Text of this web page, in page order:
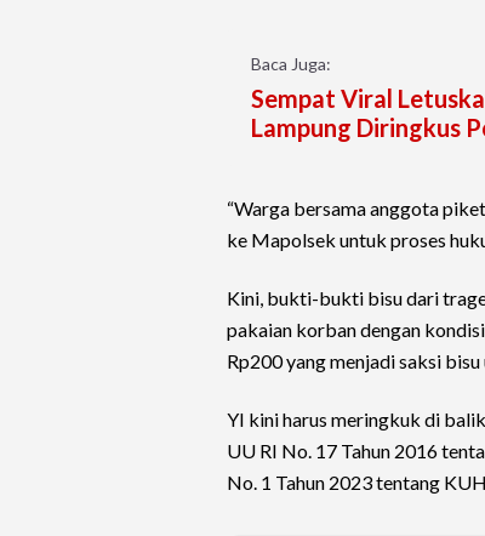
Baca Juga:
Sempat Viral
Lampung Diringkus
“Warga bersama anggota
ke Mapolsek untuk proses
Kini, bukti-bukti bisu dari
pakaian korban dengan
Rp200 yang menjadi saksi
YI kini harus meringkuk di
UU RI No. 17 Tahun 2016
No. 1 Tahun 2023 tentang